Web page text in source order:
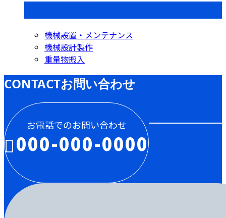
機械設置・メンテナンス
機械設計製作
重量物搬入
CONTACTお問い合わせ
お電話でのお問い合わせ
000-000-0000